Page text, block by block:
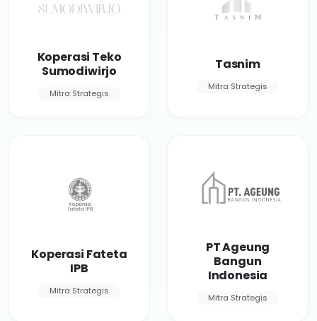
Koperasi Teko
Sumodiwirjo
Mitra Strategis
Tasnim
Mitra Strategis
Koperasi Fateta
IPB
Mitra Strategis
PT Ageung
Bangun
Indonesia
Mitra Strategis